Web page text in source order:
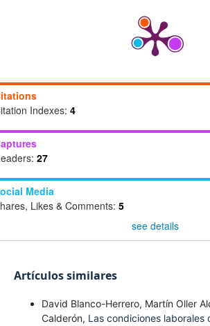
Indexes: 4
27
Media
Likes & Comments: 5
see details
Artículos similares
David Blanco-Herrero, Martín Oller
Calderón, Las condiciones laborales